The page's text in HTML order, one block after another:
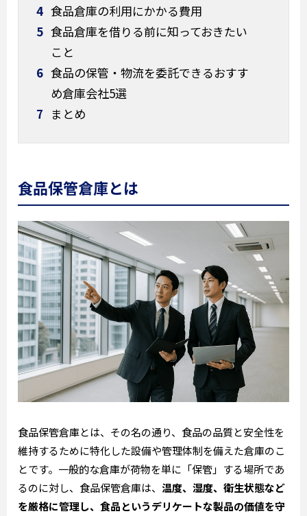
4 食品倉庫の利用にかかる費用
5 食品倉庫を借りる前に知っておきたい
こと
6 食品の保管・物流を委託できるおすす
め倉庫会社5選
7 まとめ
食品保管倉庫とは
食品保管倉庫とは、その名の通り、食品の品質と安全性を
維持するために特化した設備や管理体制を備えた倉庫のこ
とです。一般的な倉庫が荷物を単に「保管」する場所であ
るのに対し、食品保管倉庫は、 温度、湿度、衛生状態など
を厳格に管理し、食品というデリケートな製品の価値を守